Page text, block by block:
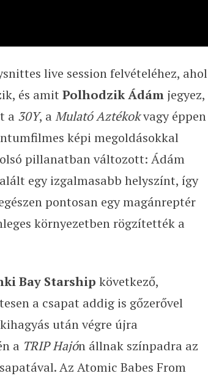
live session felvételéhez, ahol
és amit Polhodzik Ádám jegyez,
a 30Y, a Mulató Aztékokvagy éppen
képi megoldásokkal
pillanatban változott: Ádám
egy izgalmasabb helyszínt, így
pontosan egy magánreptér
környezetben rögzítették a
Bay Starship következő,
a csapat addig is gőzerővel
után végre újra
a TRIP Hajón állnak színpadra az
Az Atomic Babes From